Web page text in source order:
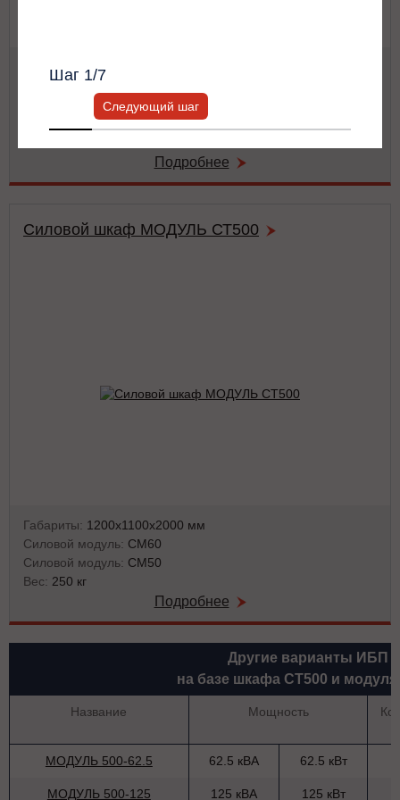
Мощность:62.5 кВА / 62.5 кВт
Число фаз на (вход/выход):3/3
486x743x174 мм
Подробнее
Силовой шкаф МОДУЛЬ СТ500
Габариты: 1200х1100х2000 мм
Силовой модуль: СМ60
Силовой модуль: СМ50
Вес: 250 кг
Подробнее
Другие варианты ИБП
на базе шкафа СТ500 и
Название Мощность
МОДУЛЬ 500-62.5 62.5 кВА 62.5 кВт
МОДУЛЬ 500-125 125 кВА 125 кВт
Шаг 1/7
Следующий шаг